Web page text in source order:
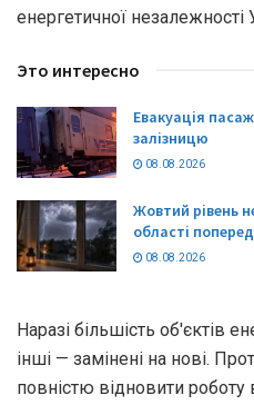
енергетичної незалежності
Это интересно
Евакуація
залізницю
08.08.2026
Жовтий рівень
області
08.08.2026
Наразі більшість об'єктів
інші — замінені на нові.
повністю відновити роботу